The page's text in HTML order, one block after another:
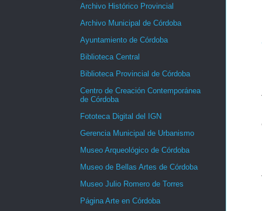
Archivo Histórico Provincial
Archivo Municipal de Córdoba
Ayuntamiento de Córdoba
Biblioteca Central
Biblioteca Provincial de Córdoba
Centro de Creación Contemporánea
de Córdoba
Fototeca Digital del IGN
Gerencia Municipal de Urbanismo
Museo Arqueológico de Córdoba
Museo de Bellas Artes de Córdoba
Museo Julio Romero de Torres
Página Arte en Córdoba